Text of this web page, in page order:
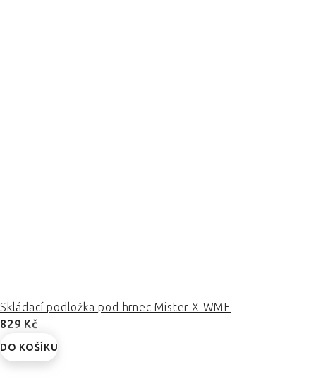
Skládací podložka pod hrnec Mister X WMF
829 Kč
DO KOŠÍKU